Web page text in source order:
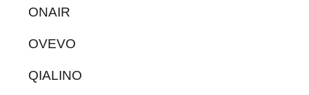
ONAIR
OVEVO
QIALINO